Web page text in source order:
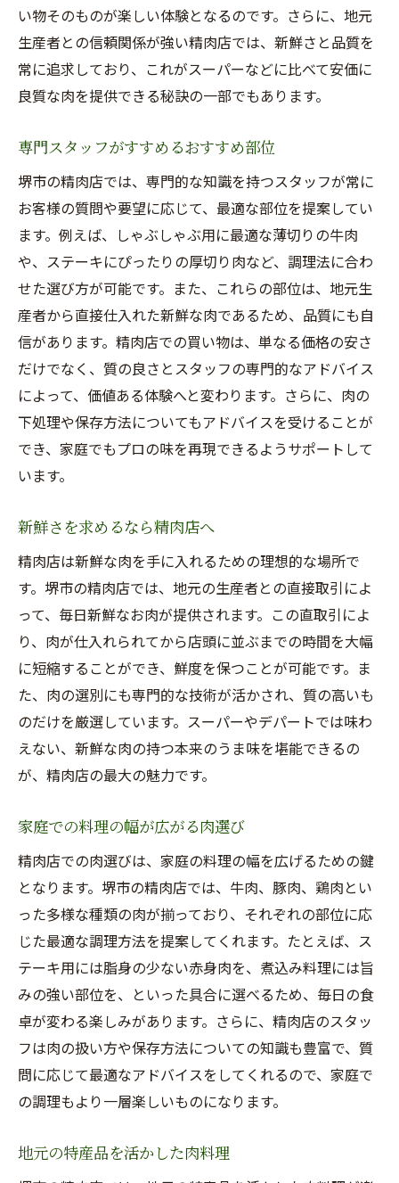
い物そのものが楽しい体験となるのです。さらに、地元
生産者との信頼関係が強い精肉店では、新鮮さと品質を
常に追求しており、これがスーパーなどに比べて安価に
良質な肉を提供できる秘訣の一部でもあります。
専門スタッフがすすめるおすすめ部位
堺市の精肉店では、専門的な知識を持つスタッフが常に
お客様の質問や要望に応じて、最適な部位を提案してい
ます。例えば、しゃぶしゃぶ用に最適な薄切りの牛肉
や、ステーキにぴったりの厚切り肉など、調理法に合わ
せた選び方が可能です。また、これらの部位は、地元生
産者から直接仕入れた新鮮な肉であるため、品質にも自
信があります。精肉店での買い物は、単なる価格の安さ
だけでなく、質の良さとスタッフの専門的なアドバイス
によって、価値ある体験へと変わります。さらに、肉の
下処理や保存方法についてもアドバイスを受けることが
でき、家庭でもプロの味を再現できるようサポートして
います。
新鮮さを求めるなら精肉店へ
精肉店は新鮮な肉を手に入れるための理想的な場所で
す。堺市の精肉店では、地元の生産者との直接取引によ
って、毎日新鮮なお肉が提供されます。この直取引によ
り、肉が仕入れられてから店頭に並ぶまでの時間を大幅
に短縮することができ、鮮度を保つことが可能です。ま
た、肉の選別にも専門的な技術が活かされ、質の高いも
のだけを厳選しています。スーパーやデパートでは味わ
えない、新鮮な肉の持つ本来のうま味を堪能できるの
が、精肉店の最大の魅力です。
家庭での料理の幅が広がる肉選び
精肉店での肉選びは、家庭の料理の幅を広げるための鍵
となります。堺市の精肉店では、牛肉、豚肉、鶏肉とい
った多様な種類の肉が揃っており、それぞれの部位に応
じた最適な調理方法を提案してくれます。たとえば、ス
テーキ用には脂身の少ない赤身肉を、煮込み料理には旨
みの強い部位を、といった具合に選べるため、毎日の食
卓が変わる楽しみがあります。さらに、精肉店のスタッ
フは肉の扱い方や保存方法についての知識も豊富で、質
問に応じて最適なアドバイスをしてくれるので、家庭で
の調理もより一層楽しいものになります。
地元の特産品を活かした肉料理